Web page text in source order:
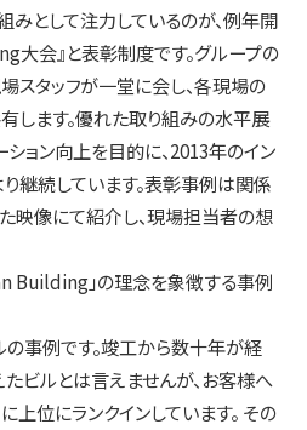
みとして注力しているのが、例年開
大会』と表彰制度です。グループの
スタッフが一堂に会し、各現場の
します。優れた取り組みの水平展
ョン向上を目的に、2013年のイン
継続しています。表彰事例は関係
映像にて紹介し、現場担当者の想
Building」の理念を象徴する事例
の事例です。竣工から数十年が経
ビルとは言えませんが、お客様へ
位にランクインしています。 その